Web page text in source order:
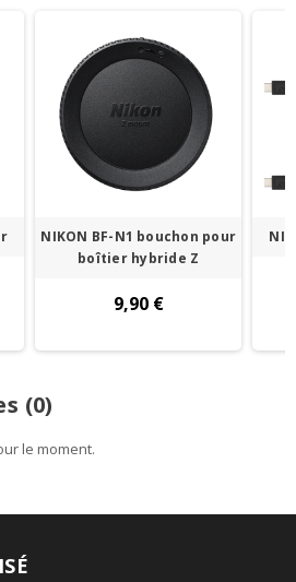
NIKON BF-N1 bouchon pour
boîtier hybride Z
9,90 €
(0)
le moment.